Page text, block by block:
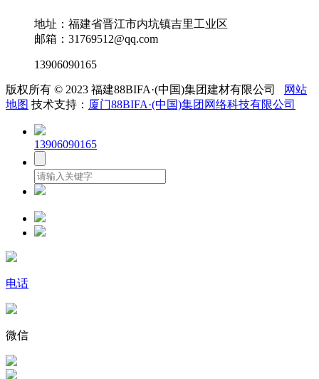
地址：福建省晋江市内坑镇吉里工业区
邮箱：31769512@qq.com
13906090165
版权所有 © 2023 福建88BIFA·(中国)集团建材有限公司
网站
地图 技术支持： 厦门88BIFA·(中国)集团网络科技有限公司
13906090165
电话
微信